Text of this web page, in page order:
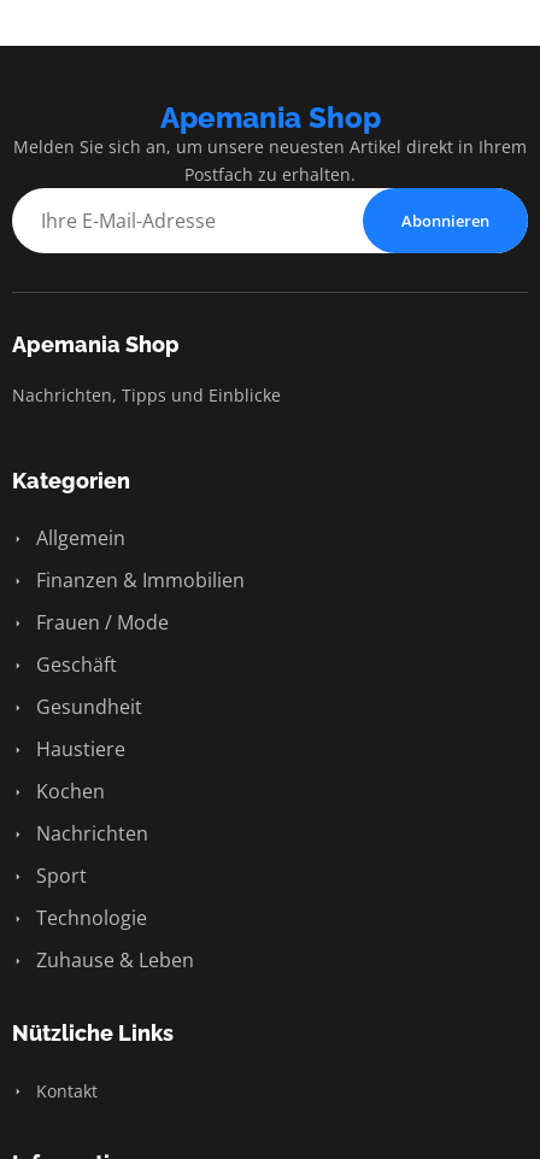
Apemania Shop
Melden Sie sich an, um unsere neuesten Artikel direkt in Ihrem
Postfach zu erhalten.
Abonnieren
Apemania Shop
Nachrichten, Tipps und Einblicke
Kategorien
Allgemein
Finanzen & Immobilien
Frauen / Mode
Geschäft
Gesundheit
Haustiere
Kochen
Nachrichten
Sport
Technologie
Zuhause & Leben
Nützliche Links
Kontakt